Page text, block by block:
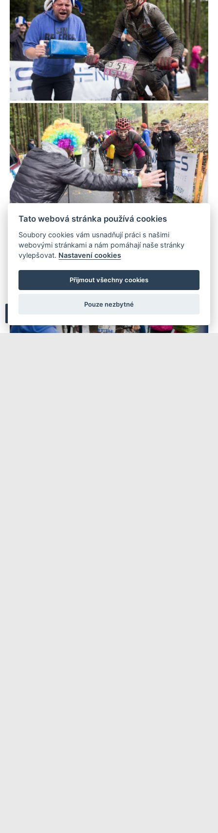
Tato webová stránka používá cookies
Soubory cookies vám usnadňují práci s našimi
webovými stránkami a nám pomáhají naše stránky
vylepšovat. Nastavení cookies
Přijmout všechny cookies
Pouze nezbytné